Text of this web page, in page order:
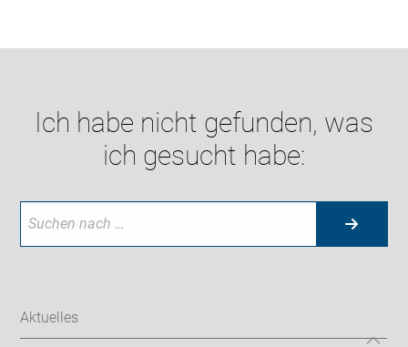
Ich habe nicht gefunden, was
ich gesucht habe:
Aktuelles